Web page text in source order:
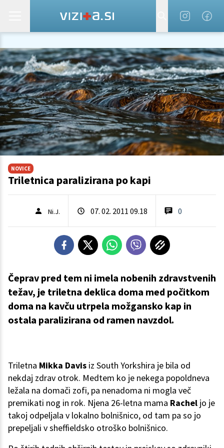
NOVICE
Triletnica paralizirana po kapi
Ni.J. 07. 02. 2011 09.18 0
Čeprav pred tem ni imela nobenih zdravstvenih
težav, je triletna deklica doma med počitkom
doma na kavču utrpela možgansko kap in
ostala paralizirana od ramen navzdol.
Triletna Mikka Davis iz South Yorkshira je bila od
nekdaj zdrav otrok. Medtem ko je nekega popoldneva
ležala na domači zofi, pa nenadoma ni mogla več
premikati nog in rok. Njena 26-letna mama Rachel jo je
takoj odpeljala v lokalno bolnišnico, od tam pa so jo
prepeljali v sheffieldsko otroško bolnišnico.